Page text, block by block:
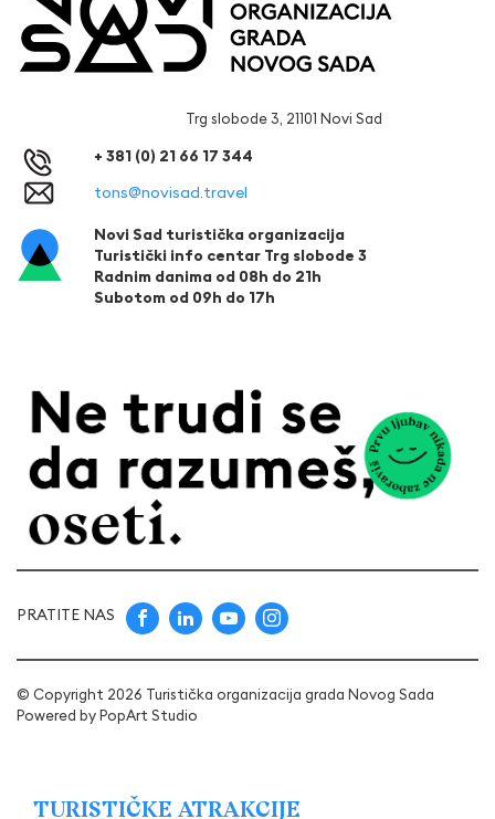
Trg slobode 3, 21101 Novi Sad
+ 381 (0) 21 66 17 344
tons@novisad.travel
Novi Sad turistička organizacija
Turistički info centar Trg slobode 3
Radnim danima od 08h do 21h
Subotom od 09h do 17h
PRATITE NAS
© Copyright 2026 Turistička organizacija grada Novog Sada
Powered byPopArt Studio
TURISTIČKE ATRAKCIJE